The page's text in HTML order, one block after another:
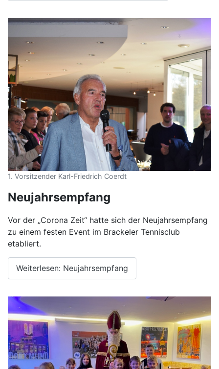
1. Vorsitzender Karl-Friedrich Coerdt
Neujahrsempfang
Vor der „Corona Zeit“ hatte sich der Neujahrsempfang
zu einem festen Event im Brackeler Tennisclub
etabliert.
Weiterlesen: Neujahrsempfang